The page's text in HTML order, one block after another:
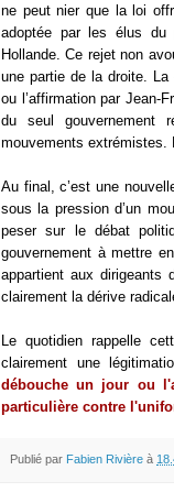
ne peut nier que la loi
adoptée par les élus du
Hollande. Ce rejet non
une partie de la droite.
ou l’affirmation par Jean-
du seul gouvernement
mouvements extrémistes.
Au final, c’est une
sous la pression d’un
peser sur le débat
gouvernement à mettre
appartient aux dirigeants
clairement la dérive
Le quotidien rappelle
clairement une
débouche un jour ou
particulière contre
Publié par Fabien Rivière à